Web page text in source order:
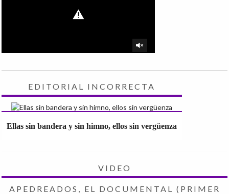
EDITORIAL INCORRECTA
Ellas sin bandera y sin himno, ellos sin vergüenza
VIDEO
APEDREADOS, EL DOCUMENTAL (PRIMER